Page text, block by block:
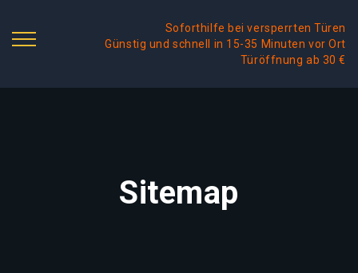
Soforthilfe bei versperrten Türen
Günstig und schnell in 15-35 Minuten vor Ort
Türöffnung ab 30 €
Sitemap